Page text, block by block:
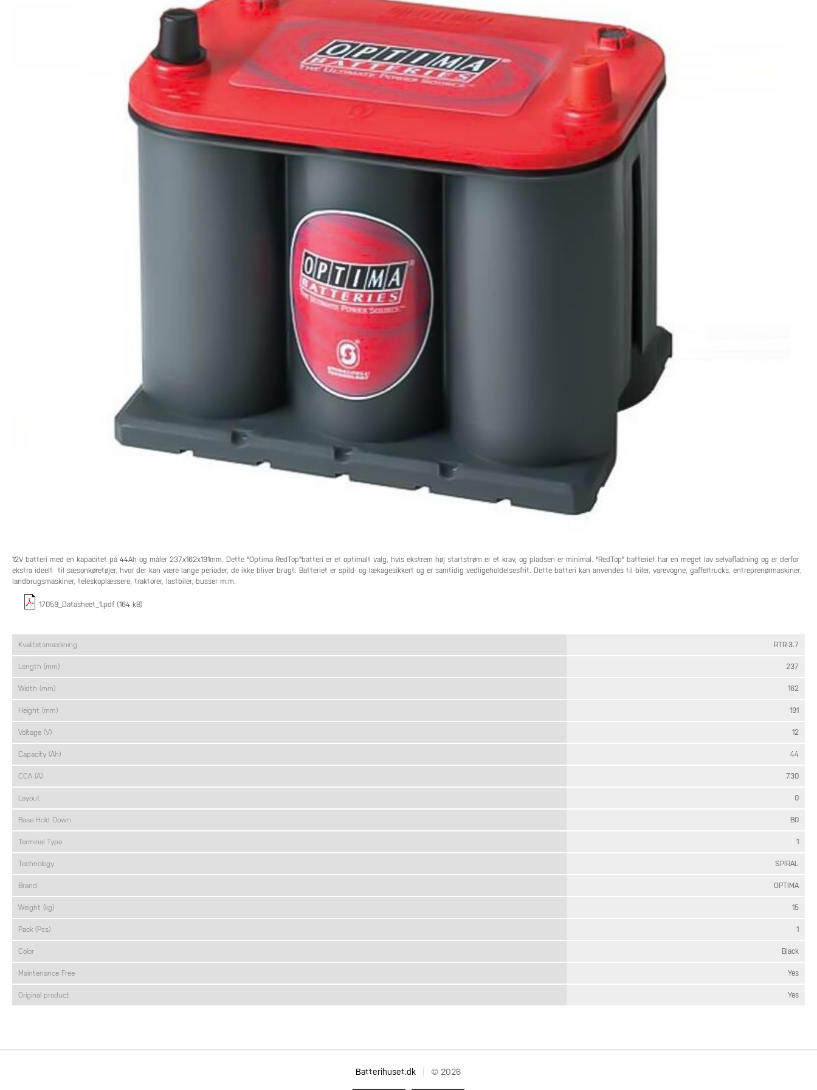
12V batteri med en kapacitet på 44Ah og måler 237x162x191mm. Dette "Optima RedTop"batteri er et optimalt valg, hvis ekstrem høj startstrøm er et krav, og pladsen er minimal. "RedTop" batteriet har en meget lav selvafladning og er derfor
ekstra ideelt til sæsonkøretøjer, hvor der kan være lange perioder, de ikke bliver brugt. Batteriet er spild- og lækagesikkert og er samtidig vedligeholdelsesfrit. Dette batteri kan anvendes til biler, varevogne, gaffeltrucks, entreprenørmaskiner,
landbrugsmaskiner, teleskoplæssere, traktorer, lastbiler, busser m.m.
17059_Datasheet_1.pdf (164 kB)
Kvalitetsmærkning RTR-3.7
Length (mm) 237
Width (mm) 162
Height (mm) 191
Voltage (V) 12
Capacity (Ah) 44
CCA (A) 730
Layout 0
Base Hold Down B0
Terminal Type 1
Technology SPIRAL
Brand OPTIMA
Weight (kg) 15
Pack (Pcs) 1
Color Black
Maintenance Free Yes
Original product Yes
Batterihuset.dk © 2026